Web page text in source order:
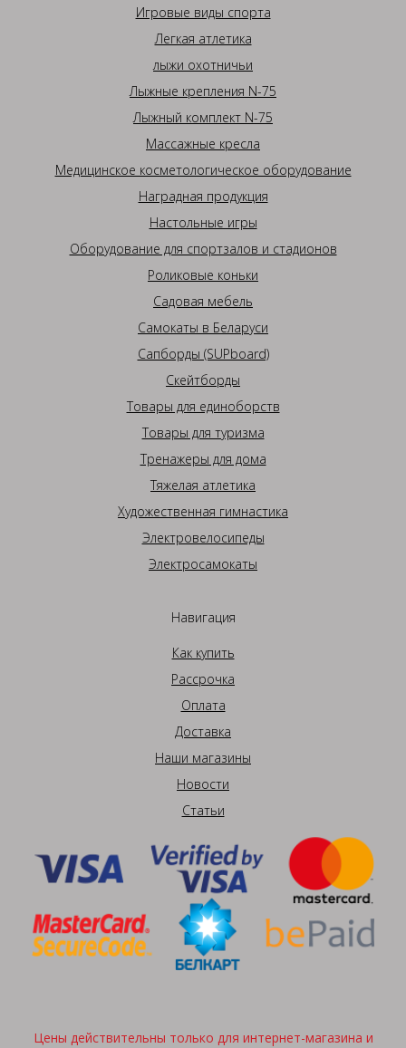
Игровые виды спорта
Легкая атлетика
лыжи охотничьи
Лыжные крепления N-75
Лыжный комплект N-75
Массажные кресла
Медицинское косметологическое оборудование
Наградная продукция
Настольные игры
Оборудование для спортзалов и стадионов
Роликовые коньки
Садовая мебель
Самокаты в Беларуси
Сапборды (SUPboard)
Скейтборды
Товары для единоборств
Товары для туризма
Тренажеры для дома
Тяжелая атлетика
Художественная гимнастика
Электровелосипеды
Электросамокаты
Навигация
Как купить
Рассрочка
Оплата
Доставка
Наши магазины
Новости
Статьи
Цены действительны только для интернет-магазина и